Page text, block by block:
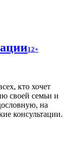
12+
кто хочет
своей семьи и
на
консультации.